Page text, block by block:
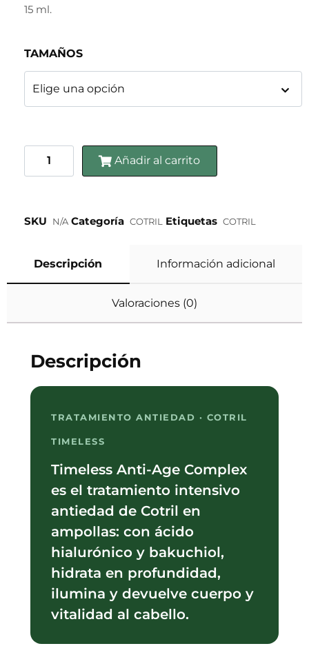
15 ml.
TAMAÑOS
Añadir al carrito
SKU N/A Categoría COTRIL Etiquetas COTRIL
Descripción Información adicional
Valoraciones (0)
Descripción
TRATAMIENTO ANTIEDAD · COTRIL
TIMELESS
Timeless Anti-Age Complex
es el tratamiento intensivo
antiedad de Cotril en
ampollas: con ácido
hialurónico y bakuchiol,
hidrata en profundidad,
ilumina y devuelve cuerpo y
vitalidad al cabello.